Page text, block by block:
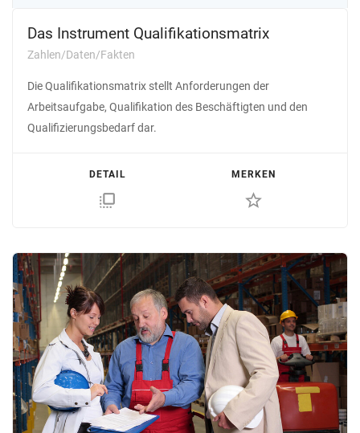
Das Instrument Qualifikationsmatrix
Zahlen/Daten/Fakten
Die Qualifikationsmatrix stellt Anforderungen der
Arbeitsaufgabe, Qualifikation des Beschäftigten und den
Qualifizierungsbedarf dar.
DETAIL
flip_to_front
MERKEN
star_border